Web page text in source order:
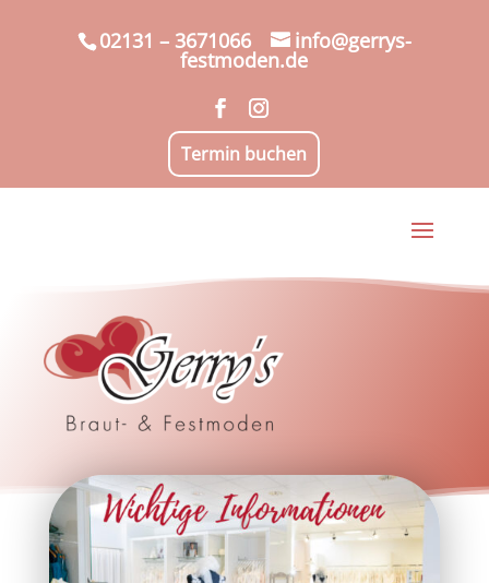
02131 – 3671066 info@gerrys-
festmoden.de
Termin buchen